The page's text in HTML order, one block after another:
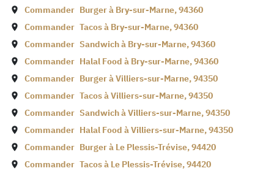
Commander Burger à Bry-sur-Marne,94360
Commander Tacos à Bry-sur-Marne,94360
Commander Sandwich à Bry-sur-Marne,94360
Commander Halal Food à Bry-sur-Marne,94360
Commander Burger àVilliers-sur-Marne,94350
Commander Tacos àVilliers-sur-Marne,94350
Commander Sandwich àVilliers-sur-Marne,94350
Commander Halal Food àVilliers-sur-Marne,94350
Commander Burger à Le Plessis-Trévise,94420
Commander Tacos à Le Plessis-Trévise,94420